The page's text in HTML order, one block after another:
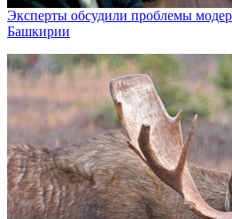
Эксперты обсудили проблемы
Башкирии